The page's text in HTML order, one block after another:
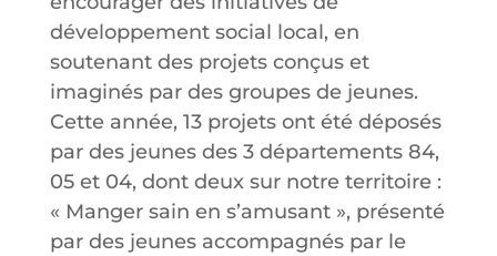
développement social local, en
soutenant des projets conçus et
imaginés par des groupes de jeunes.
Cette année, 13 projets ont été déposés
par des jeunes des 3 départements 84,
05 et 04, dont deux sur notre territoire :
« Manger sain en s’amusant », présenté
par des jeunes accompagnés par le